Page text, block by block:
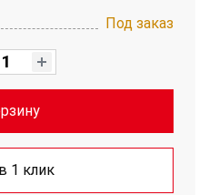
Под заказ
1 клик